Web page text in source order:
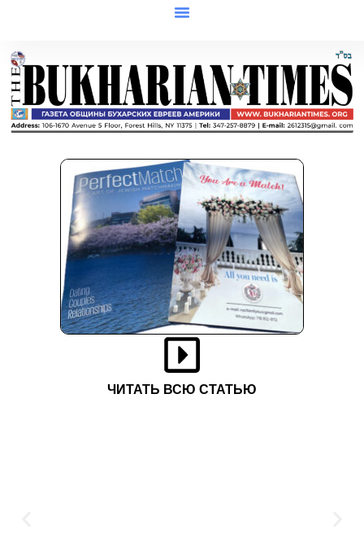
ЧИТАТЬ ВСЮ СТАТЬЮ